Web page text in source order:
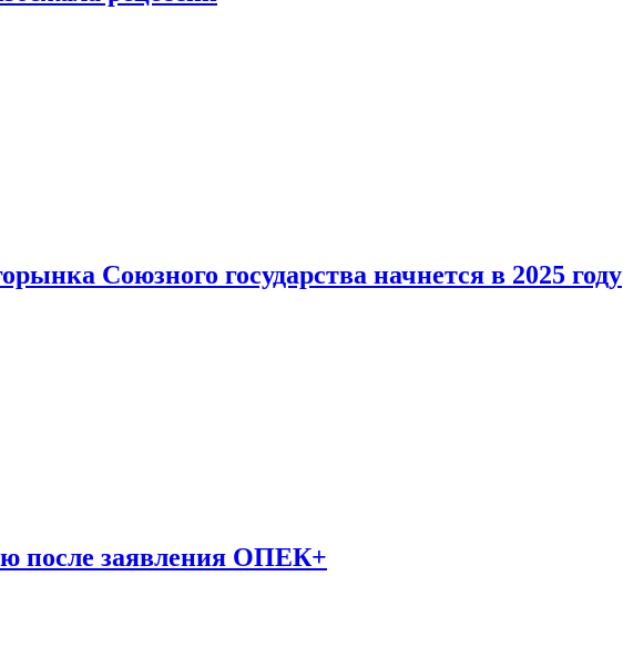
Союзного государства начнется в 2025 году
после заявления ОПЕК+